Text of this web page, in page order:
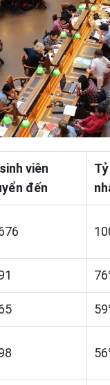
viên
đến